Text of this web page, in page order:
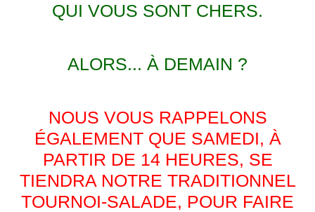
QUI VOUS SONT CHERS.
ALORS... À DEMAIN ?
NOUS VOUS RAPPELONS
ÉGALEMENT QUE SAMEDI, À
PARTIR DE 14 HEURES, SE
TIENDRA NOTRE TRADITIONNEL
TOURNOI-SALADE, POUR FAIRE